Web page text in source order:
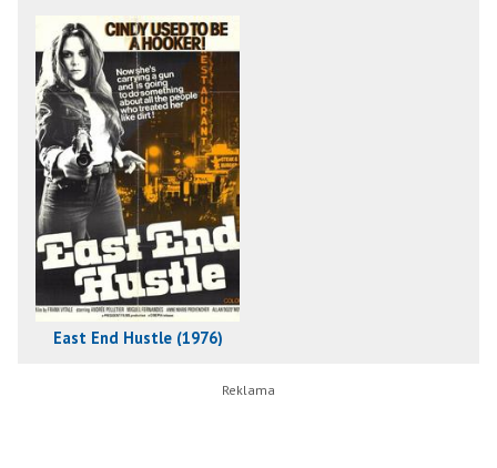
East End Hustle (1976)